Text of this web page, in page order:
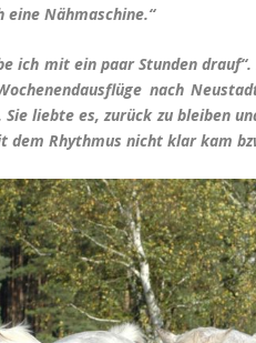
eine Nähmaschine.“
ich mit ein paar Stunden
nach
liebte es, zurück zu bleiben
Rhythmus nicht klar kam